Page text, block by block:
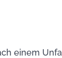
einem